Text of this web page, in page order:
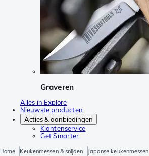
Graveren
Alles in Explore
Nieuwste producten
Acties & aanbiedingen
Klantenservice
Get Smarter
Home Keukenmessen & snijden Japanse keukenmessen